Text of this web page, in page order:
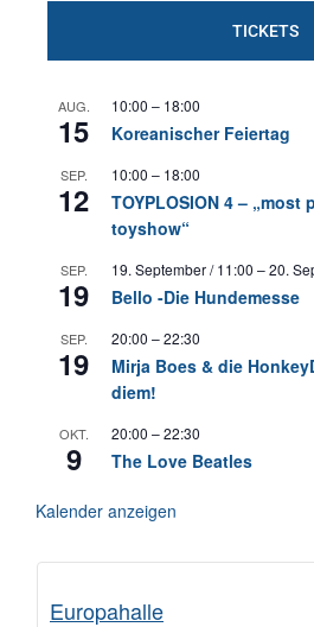
TICKETS
AUG.
15
10:00 – 18:00
Koreanischer Feiertag
SEP.
12
10:00 – 18:00
TOYPLOSION 4 – „most
toyshow“
SEP.
19
19. September / 11:00 –20.
Bello -Die Hundemesse
SEP.
19
20:00 –22:30
Mirja Boes & die
diem!
OKT.
9
20:00 –22:30
The Love Beatles
Kalender anzeigen
Europahalle